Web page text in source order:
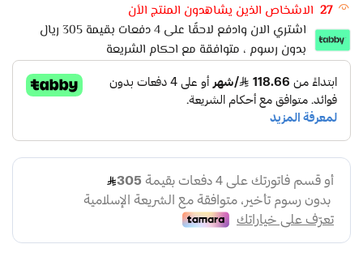
27 الاشخاص الذين يشاهدون المنتج الأن
اشتري الان وادفع لاحقًا على 4 دفعات بقيمة 305 ريال
بدون رسوم ، متوافقة مع احكام الشريعة